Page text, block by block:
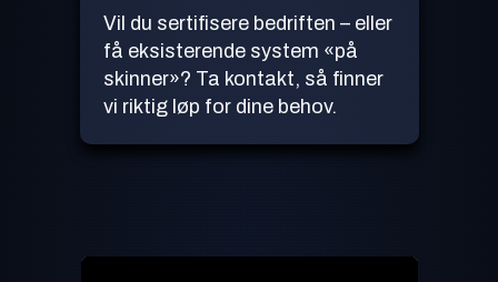
Vil du sertifisere bedriften – eller
få eksisterende system «på
skinner»? Ta kontakt, så finner
vi riktig løp for dine behov.